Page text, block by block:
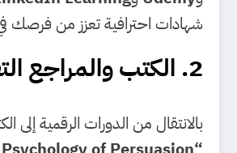
شهادات احترافية تعزز من فرصك
2. الكتب والمراجع التقليدية
بالانتقال من الدورات الرقمية